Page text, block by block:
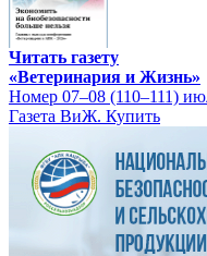
Читать газету
«Ветеринария и Жизнь»
Номер 07–08 (110–111)
Газета ВиЖ. Купить